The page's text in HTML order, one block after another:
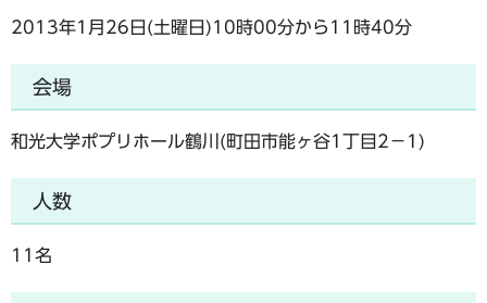
2013年1月26日(土曜日)10時00分から11時40分
会場
和光大学ポプリホール鶴川(町田市能ヶ谷1丁目2－1)
人数
11名